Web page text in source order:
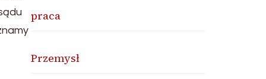
praca
Przemysł